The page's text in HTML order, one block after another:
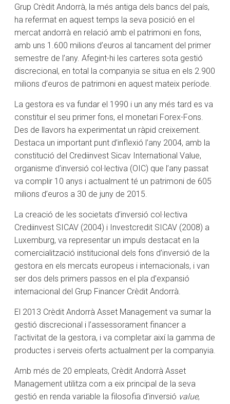
Grup Crèdit Andorrà, la més antiga dels bancs del país,
ha refermat en aquest temps la seva posició en el
mercat andorrà en relació amb el patrimoni en fons,
amb uns 1.600 milions d’euros al tancament del primer
semestre de l’any. Afegint-hi les carteres sota gestió
discrecional, en total la companyia se situa en els 2.900
milions d’euros de patrimoni en aquest mateix període.
La gestora es va fundar el 1990 i un any més tard es va
constituir el seu primer fons, el monetari Forex-Fons.
Des de llavors ha experimentat un ràpid creixement.
Destaca un important punt d’inflexió l’any 2004, amb la
constitució del Crediinvest Sicav International Value,
organisme d’inversió col·lectiva (OIC) que l’any passat
va complir 10 anys i actualment té un patrimoni de 605
milions d’euros a 30 de juny de 2015.
La creació de les societats d’inversió col·lectiva
Crediinvest SICAV (2004) i Investcredit SICAV (2008) a
Luxemburg, va representar un impuls destacat en la
comercialització institucional dels fons d’inversió de la
gestora en els mercats europeus i internacionals, i van
ser dos dels primers passos en el pla d’expansió
internacional del Grup Financer Crèdit Andorrà.
El 2013 Crèdit Andorrà Asset Management va sumar la
gestió discrecional i l’assessorament financer a
l’activitat de la gestora, i va completar així la gamma de
productes i serveis oferts actualment per la companyia.
Amb més de 20 empleats, Crèdit Andorrà Asset
Management utilitza com a eix principal de la seva
gestió en renda variable la filosofia d’inversió value,